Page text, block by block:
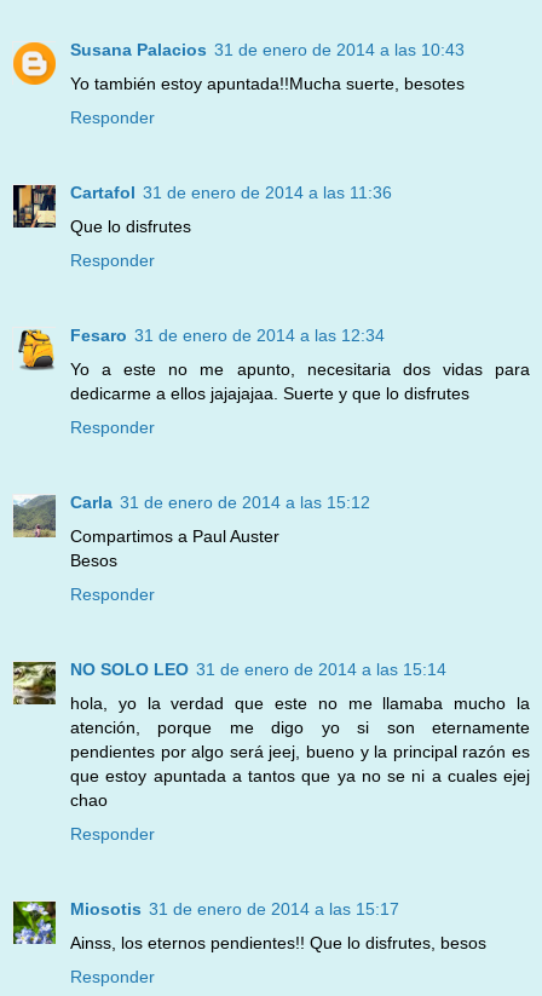
Susana Palacios 31 de enero de 2014 a las 10:43
Yo también estoy apuntada!!Mucha suerte, besotes
Responder
Cartafol 31 de enero de 2014 a las 11:36
Que lo disfrutes
Responder
Fesaro 31 de enero de 2014 a las 12:34
Yo a este no me apunto, necesitaria dos vidas para
dedicarme a ellos jajajajaa. Suerte y que lo disfrutes
Responder
Carla 31 de enero de 2014 a las 15:12
Compartimos a Paul Auster
Besos
Responder
NO SOLO LEO 31 de enero de 2014 a las 15:14
hola, yo la verdad que este no me llamaba mucho la
atención, porque me digo yo si son eternamente
pendientes por algo será jeej, bueno y la principal razón es
que estoy apuntada a tantos que ya no se ni a cuales ejej
chao
Responder
Miosotis 31 de enero de 2014 a las 15:17
Ainss, los eternos pendientes!! Que lo disfrutes, besos
Responder